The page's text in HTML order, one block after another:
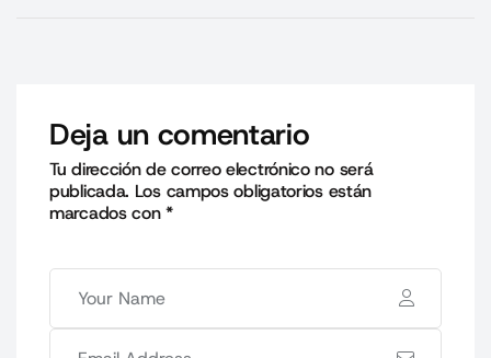
Deja un comentario
Tu dirección de correo electrónico no será
publicada. Los campos obligatorios están
marcados con*